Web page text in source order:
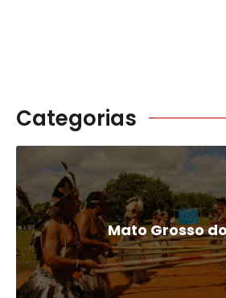
Categorias
Mato Grosso